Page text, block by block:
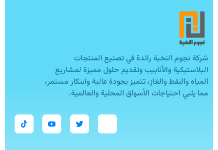
شركة نجوم النخبة رائدة في تصنيع المنتجات
البلاستيكية والأنابيب وتقديم حلول مميزة لمشاريع
المياه والنفط والغاز، تتميز بجودة عالية وابتكار مستمر،
مما يلبي احتياجات الأسواق المحلية والعالمية.